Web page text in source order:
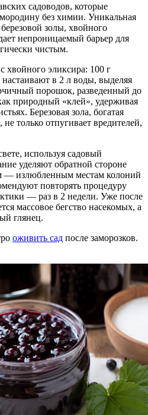
садоводов, которые
без химии. Уникальная
золы, хвойного
непроницаемый барьер для
чистым.
хвойного эликсира: 100 г
в 2 л воды, выделяя
порошок, разведенный до
природный «клей», удерживая
Березовая зола, богатая
только отпугивает вредителей,
используя садовый
уделяют обратной стороне
— излюбленным местам колоний
повторять процедуру
— раз в 2 недели. Уже после
массовое бегство насекомых, а
глянец.
оживить сад после заморозков.